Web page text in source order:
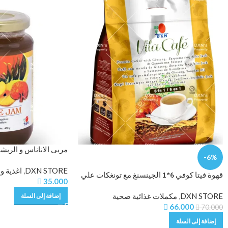
-6%
قهوة فيتا كوفي 6*1 الجينسنغ مع تونغكات علي
VITA CAFÉ™
DXN STORE مكملات غذائية صحية
70.000
 66.000
إضافة إلى السلة
DXN STORE
 35.000
إضافة إلى السلة